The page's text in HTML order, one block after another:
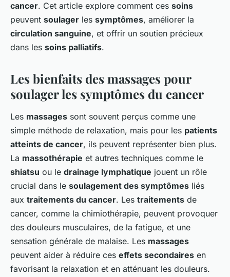
cancer. Cet article explore comment ces soins
peuvent soulager les symptômes, améliorer la
circulation sanguine, et offrir un soutien précieux
dans les soins palliatifs.
Les bienfaits des massages pour
soulager les symptômes du cancer
Les massages sont souvent perçus comme une
simple méthode de relaxation, mais pour les patients
atteints de cancer, ils peuvent représenter bien plus.
La massothérapie et autres techniques comme le
shiatsu ou le drainage lymphatique jouent un rôle
crucial dans le soulagement des symptômes liés
aux traitements du cancer. Les traitements de
cancer, comme la chimiothérapie, peuvent provoquer
des douleurs musculaires, de la fatigue, et une
sensation générale de malaise. Les massages
peuvent aider à réduire ces effets secondaires en
favorisant la relaxation et en atténuant les douleurs.